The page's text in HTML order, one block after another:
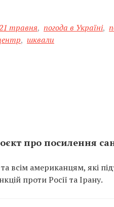
травня, погода в Україні,
, шквали
про посилення
всім американцям, які
проти Росії та Ірану.